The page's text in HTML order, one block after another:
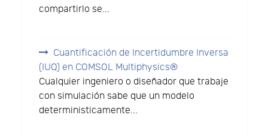
compartirlo se...
Cuantificación de Incertidumbre Inversa
(IUQ) en COMSOL Multiphysics®
Cualquier ingeniero o diseñador que trabaje
con simulación sabe que un modelo
deterministicamente...